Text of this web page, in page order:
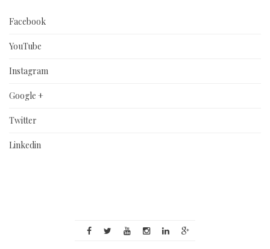
Facebook
YouTube
Instagram
Google +
Twitter
Linkedin